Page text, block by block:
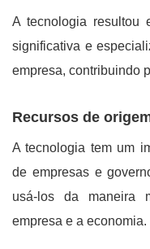
A tecnologia resultou
significativa e
empresa, contribuindo
Recursos de
A tecnologia tem um
de empresas e
usá-los da maneira
empresa e a economia.